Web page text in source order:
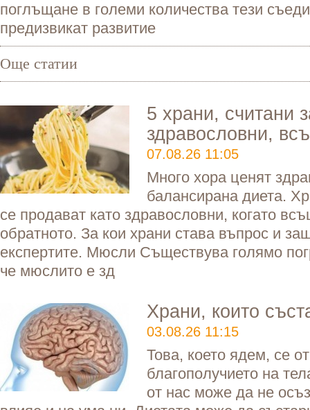
поглъщане в големи количества тези
предизвикат развитие
Още статии
5 храни, считани
здравословни,
07.08.26 11:05
Много хора ценят
балансирана диета.
се продават като здравословни, когато
обратното. За кои храни става въпрос и
експертите. Мюсли Съществува голямо
че мюслито е зд
Храни, които
03.08.26 11:15
Това, което ядем, се
благополучието на
от нас може да не